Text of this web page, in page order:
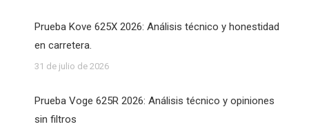
Prueba Kove 625X 2026: Análisis técnico y honestidad
en carretera.
31 de julio de 2026
Prueba Voge 625R 2026: Análisis técnico y opiniones
sin filtros